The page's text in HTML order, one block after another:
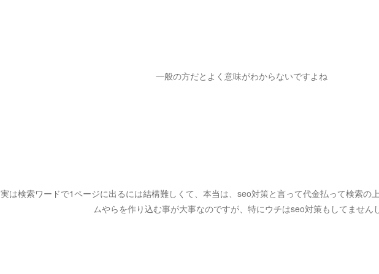
一般の方だとよく意味がわからないですよね
実は検索ワードで1ページに出るには結構難しくて、本当は、seo対策と言って代金払って検索の
ムやらを作り込む事が大事なのですが、特にウチはseo対策もしてません